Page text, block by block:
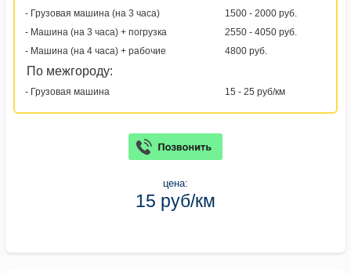
- Грузовая машина (на 3 часа)
1500 - 2000 руб.
- Машина (на 3 часа) + погрузка
2550 - 4050 руб.
- Машина (на 4 часа) + рабочие
4800 руб.
По межгороду:
- Грузовая машина 15 - 25 руб/км
цена:
15 руб/км